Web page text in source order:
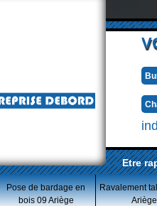
Etre
Pose de bardage en
bois 09 Ariège
Ravalement
Ariège